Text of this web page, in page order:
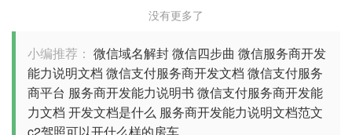
没有更多了
小编推荐： 微信域名解封微信四步曲 微信服务商开发
能力说明文档 微信支付服务商开发文档 微信支付服务
商平台 服务商开发能力说明书 微信支付服务商开发能
力文档 开发文档是什么 服务商开发能力说明文档范文
c2驾照可以开什么样的房车